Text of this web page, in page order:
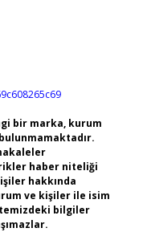
bir marka, kurum
haber niteliği
hakkında
ve kişiler ile isim
bilgiler